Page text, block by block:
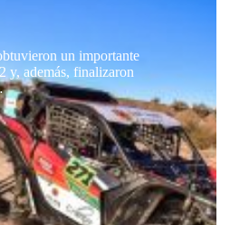
un importante
y, además, finalizaron